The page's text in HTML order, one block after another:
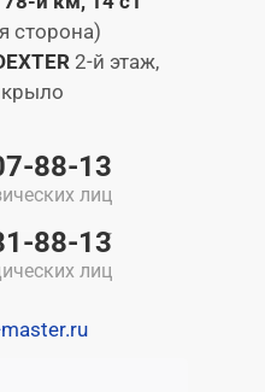
сторона)
2-й этаж,
88-13
лиц
88-13
лиц